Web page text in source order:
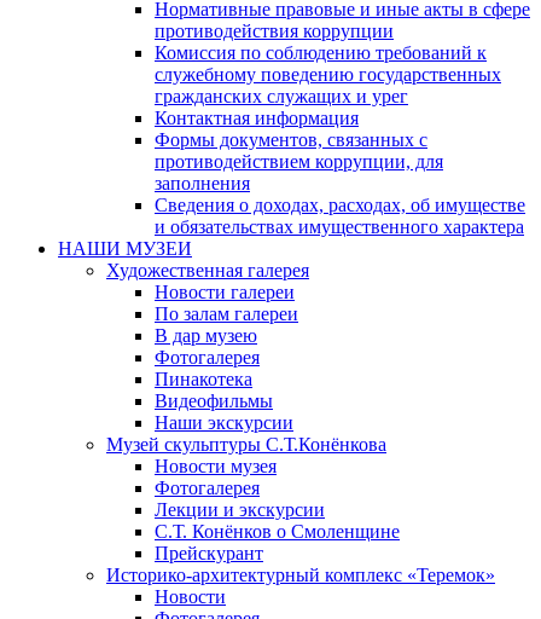
Нормативные правовые и иные акты в сфере
противодействия коррупции
Комиссия по соблюдению требований к
служебному поведению государственных
гражданских служащих и урег
Контактная информация
Формы документов, связанных с
противодействием коррупции, для
заполнения
Сведения о доходах, расходах, об имуществе
и обязательствах имущественного характера
НАШИ МУЗЕИ
Художественная галерея
Новости галереи
По залам галереи
В дар музею
Фотогалерея
Пинакотека
Видеофильмы
Наши экскурсии
Музей скульптуры С.Т.Конёнкова
Новости музея
Фотогалерея
Лекции и экскурсии
С.Т. Конёнков о Смоленщине
Прейскурант
Историко-архитектурный комплекс «Теремок»
Новости